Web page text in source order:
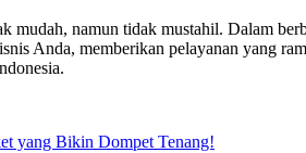
mudah, namun tidak mustahil. Dalam
Anda, memberikan pelayanan yang
yang Bikin Dompet Tenang!